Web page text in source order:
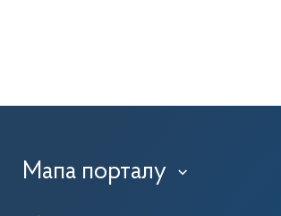
Мапа порталу ›